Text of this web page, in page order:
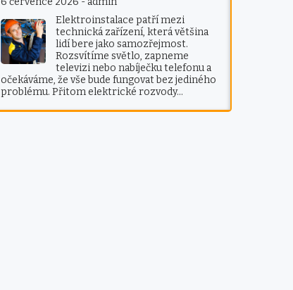
Elektroinstalace patří mezi
technická zařízení, která většina
lidí bere jako samozřejmost.
Rozsvítíme světlo, zapneme
televizi nebo nabíječku telefonu a
očekáváme, že vše bude fungovat bez jediného
problému. Přitom elektrické rozvody…